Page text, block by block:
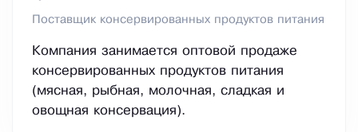
Поставщик консервированных продуктов питания
Компания занимается оптовой продаже
консервированных продуктов питания
(мясная, рыбная, молочная, сладкая и
овощная консервация).